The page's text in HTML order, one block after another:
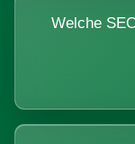
Welche